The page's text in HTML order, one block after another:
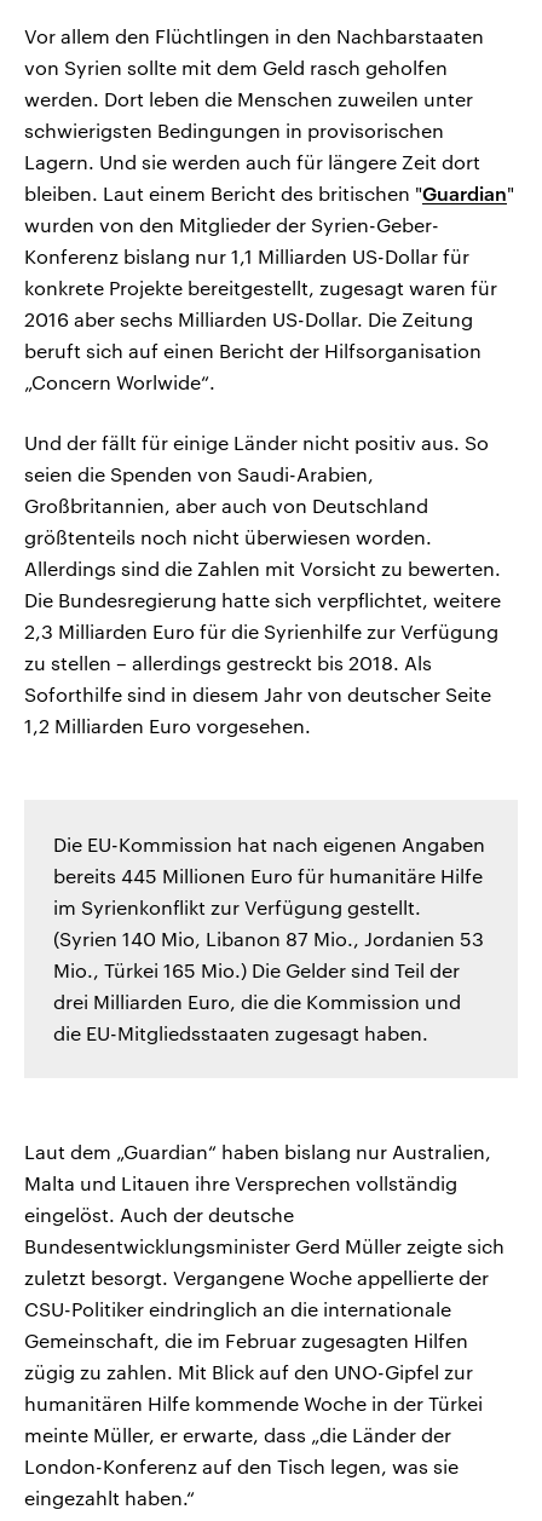
Vor allem den Flüchtlingen in den Nachbarstaaten
von Syrien sollte mit dem Geld rasch geholfen
werden. Dort leben die Menschen zuweilen unter
schwierigsten Bedingungen in provisorischen
Lagern. Und sie werden auch für längere Zeit dort
bleiben. Laut einem Bericht des britischen "Guardian"
wurden von den Mitglieder der Syrien-Geber-
Konferenz bislang nur 1,1 Milliarden US-Dollar für
konkrete Projekte bereitgestellt, zugesagt waren für
2016 aber sechs Milliarden US-Dollar. Die Zeitung
beruft sich auf einen Bericht der Hilfsorganisation
„Concern Worlwide“.
Und der fällt für einige Länder nicht positiv aus. So
seien die Spenden von Saudi-Arabien,
Großbritannien, aber auch von Deutschland
größtenteils noch nicht überwiesen worden.
Allerdings sind die Zahlen mit Vorsicht zu bewerten.
Die Bundesregierung hatte sich verpflichtet, weitere
2,3 Milliarden Euro für die Syrienhilfe zur Verfügung
zu stellen – allerdings gestreckt bis 2018. Als
Soforthilfe sind in diesem Jahr von deutscher Seite
1,2 Milliarden Euro vorgesehen.
Die EU-Kommission hat nach eigenen Angaben
bereits 445 Millionen Euro für humanitäre Hilfe
im Syrienkonflikt zur Verfügung gestellt.
(Syrien 140 Mio, Libanon 87 Mio., Jordanien 53
Mio., Türkei 165 Mio.) Die Gelder sind Teil der
drei Milliarden Euro, die die Kommission und
die EU-Mitgliedsstaaten zugesagt haben.
Laut dem „Guardian“ haben bislang nur Australien,
Malta und Litauen ihre Versprechen vollständig
eingelöst. Auch der deutsche
Bundesentwicklungsminister Gerd Müller zeigte sich
zuletzt besorgt. Vergangene Woche appellierte der
CSU-Politiker eindringlich an die internationale
Gemeinschaft, die im Februar zugesagten Hilfen
zügig zu zahlen. Mit Blick auf den UNO-Gipfel zur
humanitären Hilfe kommende Woche in der Türkei
meinte Müller, er erwarte, dass „die Länder der
London-Konferenz auf den Tisch legen, was sie
eingezahlt haben.“